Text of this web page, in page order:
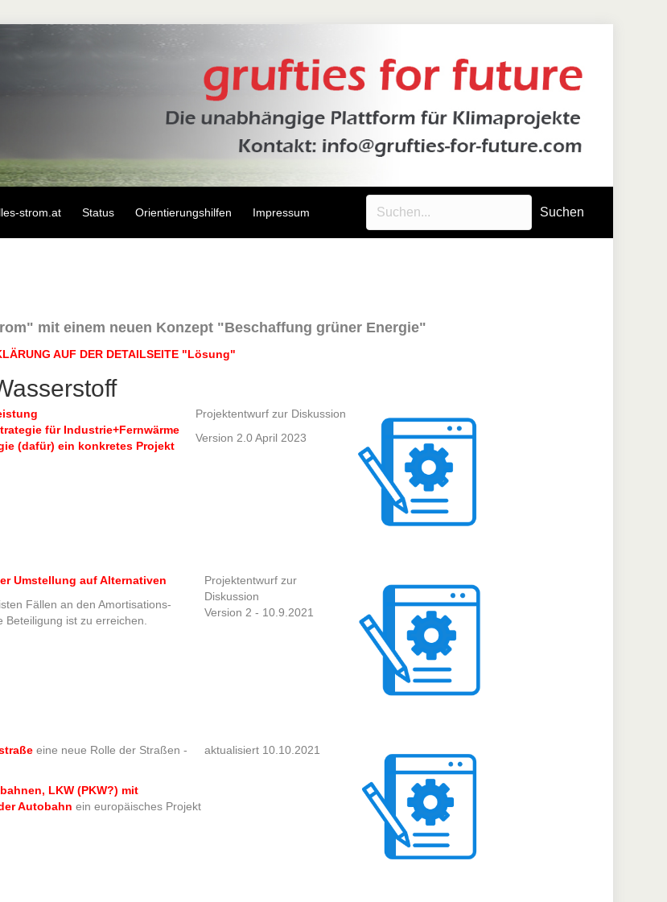
strom.at Status Orientierungshilfen Impressum Suchen
mit einem neuen Konzept "Beschaffung grüner Energie"
AUF DER DETAILSEITE "Lösung"
für Industrie+Fernwärme
(dafür) ein konkretes Projekt
Projektentwurf zur Diskussion
Version 2.0 April 2023
Umstellung auf Alternativen
Fällen an den Amortisations-
Beteiligung ist zu erreichen.
Projektentwurf zur
Diskussion
Version 2 - 10.9.2021
eine neue Rolle der Straßen -
LKW (PKW?) mit
Autobahnein europäisches Projekt
aktualisiert 10.10.2021